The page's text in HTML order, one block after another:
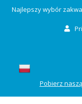
Najlepszy wybór
Pobierz